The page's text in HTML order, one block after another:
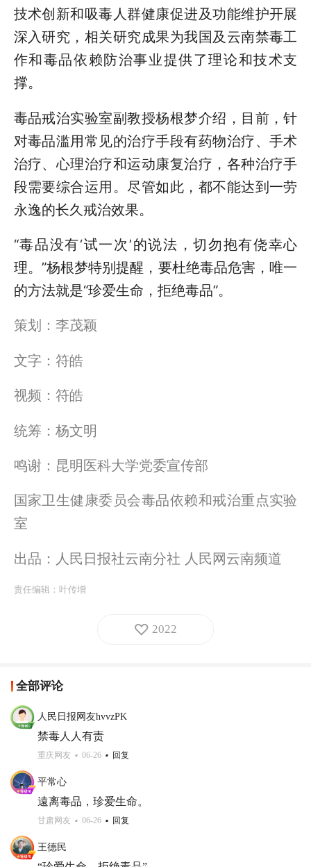
技术创新和吸毒人群健康促进及功能维护开展
深入研究，相关研究成果为我国及云南禁毒工
作和毒品依赖防治事业提供了理论和技术支
撑。
毒品戒治实验室副教授杨根梦介绍，目前，针
对毒品滥用常见的治疗手段有药物治疗、手术
治疗、心理治疗和运动康复治疗，各种治疗手
段需要综合运用。尽管如此，都不能达到一劳
永逸的长久戒治效果。
“毒品没有‘试一次’的说法，切勿抱有侥幸心
理。”杨根梦特别提醒，要杜绝毒品危害，唯一
的方法就是“珍爱生命，拒绝毒品”。
策划：李茂颖
文字：符皓
视频：符皓
统筹：杨文明
鸣谢：昆明医科大学党委宣传部
国家卫生健康委员会毒品依赖和戒治重点实验
室
出品：人民日报社云南分社 人民网云南频道
责任编辑： 叶传增
2022
全部评论
人民日报网友hvvzPK
禁毒人人有责
重庆网友 06-26 回复
平常心
遠离毒品，珍爱生命。
甘肃网友 06-26 回复
王德民